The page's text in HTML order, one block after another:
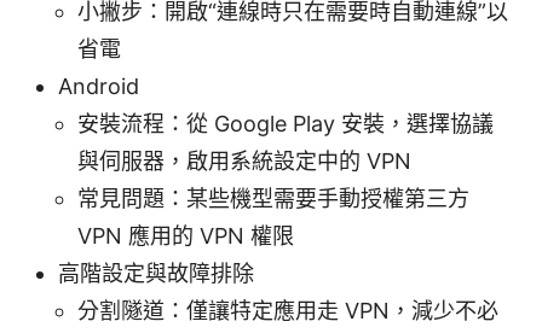
小撇步：開啟“連線時只在需要時自動連線”以
省電
Android
安裝流程：從 Google Play 安裝，選擇協議
與伺服器，啟用系統設定中的 VPN
常見問題：某些機型需要手動授權第三方
VPN 應用的 VPN 權限
高階設定與故障排除
分割隧道：僅讓特定應用走 VPN，減少不必